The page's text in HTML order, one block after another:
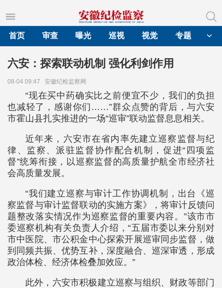
首页
审查 曝光 巡视 视觉 专题
六安：探索联动机制 强化利剑作用
08-04 09:47 安徽纪检监察网
“现在买中药确实比之前便宜不少，我们的负担
也减轻了，感谢你们……”群众点赞的背后，与六安
市霍山县扎实推进的一场“巡审”联动监督息息相关。
近年来，六安市在省内率先建立巡察监督与纪
律、监察、派驻监督协作配合机制，促进“四项监
督”统筹衔接，以巡察监督的高质量护航全市经济社
会高质量发展。
“我们建立巡察与审计工作协调机制，出台《巡
察监督与审计监督联动的实施方案》，将审计反馈问
题整改落实情况作为巡察监督的重要内容。”该市市
委巡察机构有关负责人介绍，“五届市委以来分别对
市中医院、市公积金中心探索开展巡审同步监督，做
到同频共振、优势互补，深度融合、巡深审透，形成
政治体检、经济体检叠加效应。”
此外，六安市积极建立巡察与组织、财政等部门